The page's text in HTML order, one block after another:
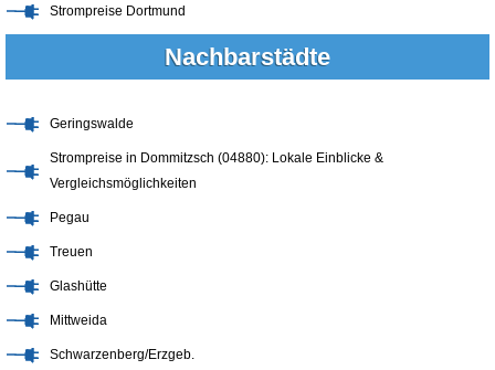
Strompreise Dortmund
Nachbarstädte
Geringswalde
Strompreise in Dommitzsch (04880): Lokale Einblicke &
Vergleichsmöglichkeiten
Pegau
Treuen
Glashütte
Mittweida
Schwarzenberg/Erzgeb.